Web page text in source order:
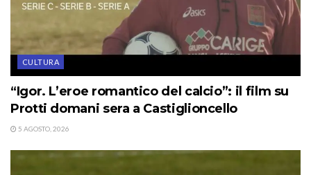
CULTURA
“Igor. L’eroe romantico del calcio”: il film su
Protti domani sera a Castiglioncello
5 AGOSTO, 2026